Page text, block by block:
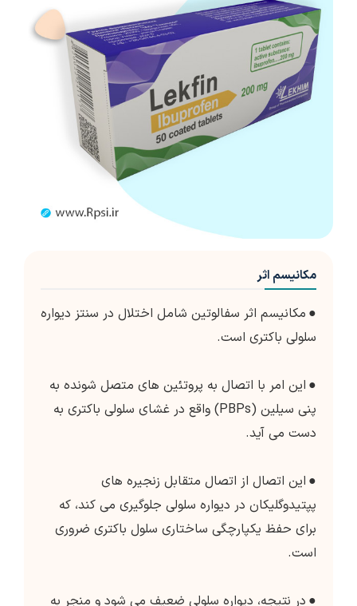
مکانیسم اثر
● مکانیسم اثر سفالوتین شامل اختلال در سنتز دیواره
سلولی باکتری است.
● این امر با اتصال به پروتئین های متصل شونده به
پنی سیلین (PBPs) واقع در غشای سلولی باکتری به
دست می آید.
● این اتصال از اتصال متقابل زنجیره های
پپتیدوگلیکان در دیواره سلولی جلوگیری می کند، که
برای حفظ یکپارچگی ساختاری سلول باکتری ضروری
است.
● در نتیجه، دیواره سلولی ضعیف می شود و منجر به